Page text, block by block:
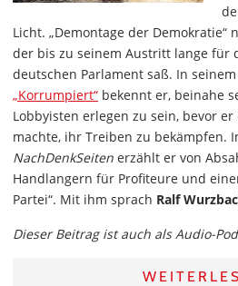
Licht. „Demontage der Demokratie“
der bis zu seinem Austritt lange für
deutschen Parlament saß. In
„Korrumpiert“ bekennt er, beinahe
Lobbyisten erlegen zu sein, bevor
machte, ihr Treiben zu bekämpfen.
NachDenkSeiten erzählt er von
Handlangern für Profiteure und
Partei“. Mit ihm sprach Ralf
Dieser Beitrag ist auch als Audio-